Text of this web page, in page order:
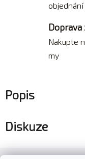
objednání
Doprava
Nakupte
my
Popis
Diskuze
Z